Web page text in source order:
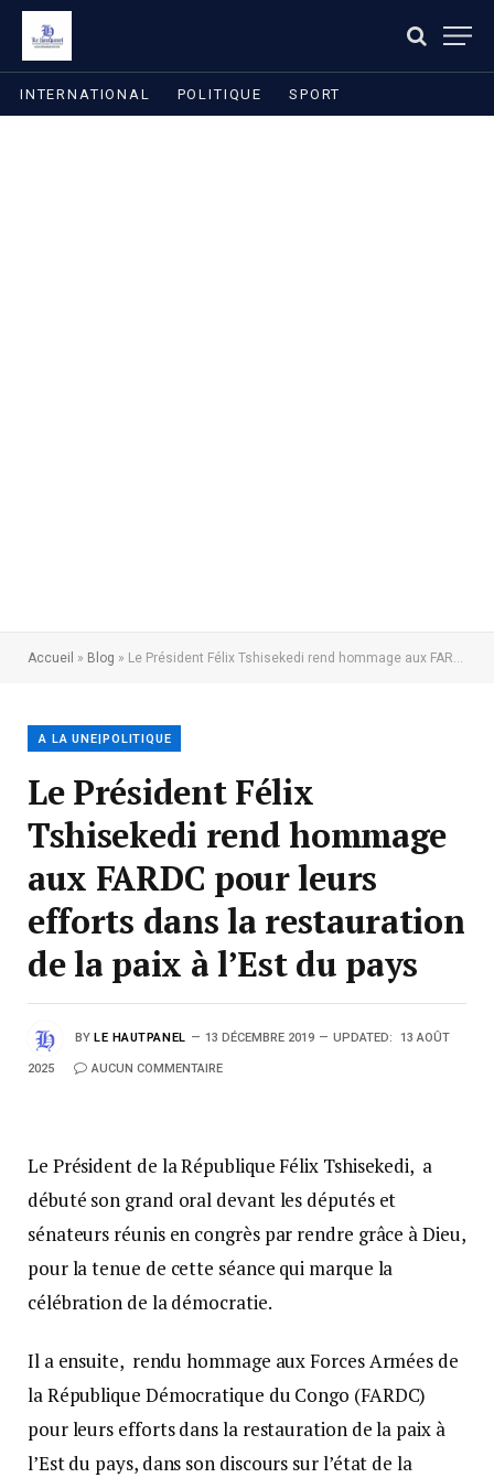
INTERNATIONAL POLITIQUE SPORT
Accueil » Blog » Le Président Félix Tshisekedi rend hommage aux FARDC pour leurs efforts dans la restauration de la paix à l’Est du pays
A LA UNE|POLITIQUE
Le Président Félix
Tshisekedi rend hommage
aux FARDC pour leurs
efforts dans la restauration
de la paix à l’Est du pays
BY LE HAUTPANEL 13 DÉCEMBRE 2019 UPDATED: 13 AOÛT
2025 AUCUN COMMENTAIRE
Le Président de la République Félix Tshisekedi, a
débuté son grand oral devant les députés et
sénateurs réunis en congrès par rendre grâce à Dieu,
pour la tenue de cette séance qui marque la
célébration de la démocratie.
Il a ensuite, rendu hommage aux Forces Armées de
la République Démocratique du Congo (FARDC)
pour leurs efforts dans la restauration de la paix à
l’Est du pays, dans son discours sur l’état de la